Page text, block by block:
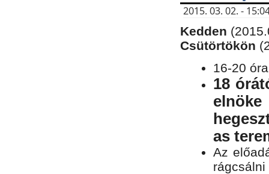
2015. 03. 02. -
Kedden
Csütörtökön
16-20
18
as
Az